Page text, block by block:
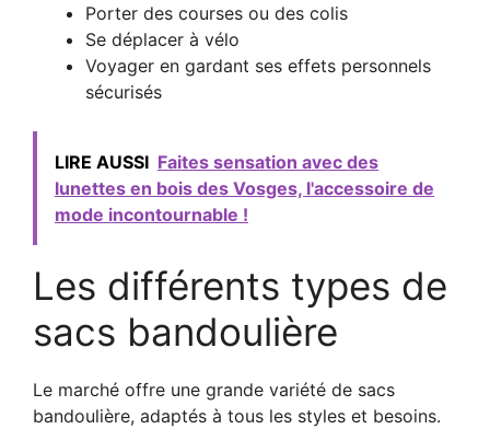
Porter des courses ou des colis
Se déplacer à vélo
Voyager en gardant ses effets personnels
sécurisés
LIRE AUSSI Faites sensation avec des
lunettes en bois des Vosges, l'accessoire de
mode incontournable !
Les différents types de
sacs bandoulière
Le marché offre une grande variété de sacs
bandoulière, adaptés à tous les styles et besoins.